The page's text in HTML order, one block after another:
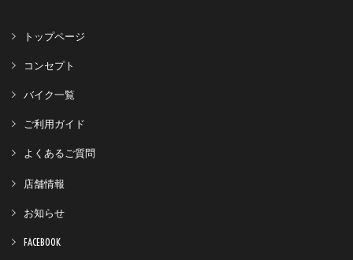
トップページ
コンセプト
バイク一覧
ご利用ガイド
よくあるご質問
店舗情報
お知らせ
FACEBOOK